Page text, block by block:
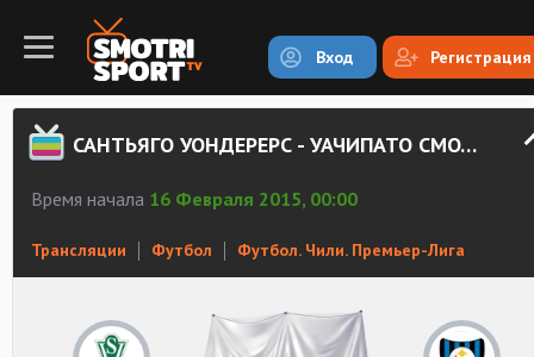
Вход Регистрация
САНТЬЯГО УОНДЕРЕРС - УАЧИПАТО СМОТРЕТЬ ОНЛАЙН
Время начала 16 Февраля 2015, 00:00
Трансляции Футбол Футбол. Чили. Премьер-Лига